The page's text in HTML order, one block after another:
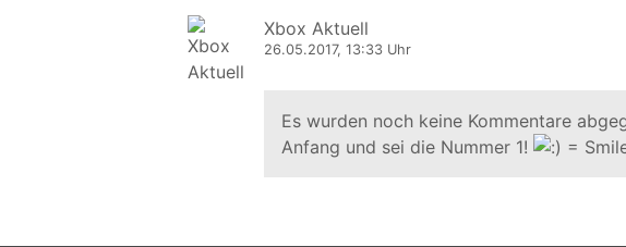
Xbox Aktuell
26.05.2017, 13:33 Uhr
Es wurden noch keine Kommentare
Anfang und sei die Nummer 1!